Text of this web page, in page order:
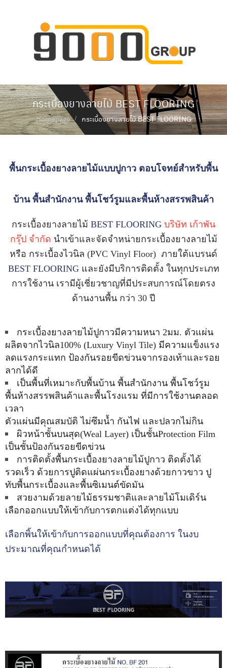
ก
เ
กี่
ย
ว
เ
ร
ข
อ
ง
เ
ะ
บื้
อ
ง
ย
า
ง
ก
ร
ะ
เ
บื้
อ
ง
ย
า
ง
B
S
T
F
L
R
I
N
G
ะ
เ
กระเบื้องยางลายไม้ BEST FLOORING
Homepage กระเบื้องยางลายไม้ BEST FLOORING
พื้นกระเบื้องยางลายไม้แบบปูกาว ตอบโจทย์สำหรับพื้น
บ้าน พื้นสำนักงาน พื้นโชว์รูมและพื้นห้างสรรพสินค้า
กระเบื้องยางลายไม้ BEST FLOORING บริษัท เก้าพัน
กรุ๊ป จำกัด นำเข้าและจัดจำหน่ายกระเบื้องยางลายไม้
หรือ กระเบื้องไวนิล (PVC Vinyl Floor) ภายใต้แบรนด์
BEST FLOORINGและยังมีบริการติดตั้ง ในทุกประเภท
การใช้งาน เรามีผู้เชี่ยวชาญที่มีประสบการณ์โดยตรง
ด้านงานพื้น กว่า 30 ปี
กระเบื้องยางลายไม้ปูกาวมีความหนา 2มม. ตัวแผ่น
ผลิตจากไวนิล100% (Luxury Vinyl Tile) มีความแข็งแรง
ลดแรงกระแทก ป้องกันรอยขีดข่วนจากรองเท้าและรอย
ลากได้ดี
เป็นพื้นที่เหมาะกับพื้นบ้าน พื้นสำนักงาน พื้นโชว์รูม
พื้นห้างสรรพสินค้าและพื้นโรงแรม ที่มีการใช้งานตลอด
เวลา
ตัวแผ่นมีคุณสมบัติ ไม่ซึมน้ำ กันไฟ และปลวกไม่กิน
ผิวหน้าชั้นบนสุด(Weal Layer) เป็นชั้นProtection Film
เป็นชั้นป้องกันรอยขีดข่วน
การติดตั้งพื้นกระเบื้องยางลายไม้ปูกาว ติดตั้งได้
รวดเร็ว ด้วยการปูติดแผ่นกระเบื้องยางด้วยกาวขาว ปู
ทับพื้นกระเบื้องและพื้นซิเมนต์ขัดมัน
สวยงามด้วยลายไม้ธรรมชาติและลายไม้โมเดิร์น
เลือกออกแบบให้เข้ากับการตกแต่งได้ทุกแบบ
เลือกพิ้นให้เข้ากับการออกแบบที่คุณต้องการ ในงบ
ประมาณที่คุณกำหนดได้